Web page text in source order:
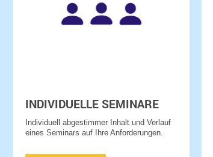
INDIVIDUELLE SEMINARE
Individuell abgestimmer Inhalt und Verlauf
eines Seminars auf Ihre Anforderungen.